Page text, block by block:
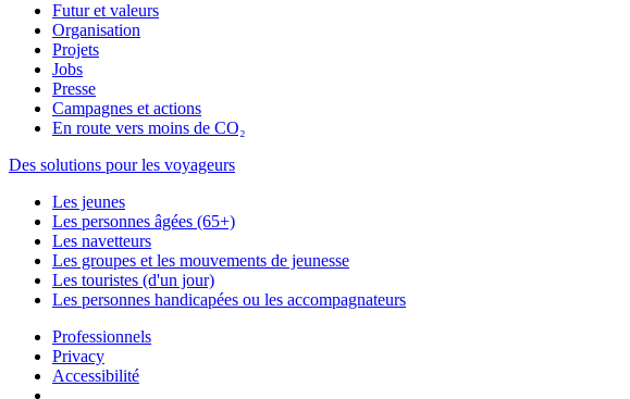
Futur et valeurs
Organisation
Projets
Jobs
Presse
Campagnes et actions
En route vers moins de CO₂
Des solutions pour les voyageurs
Les jeunes
Les personnes âgées (65+)
Les navetteurs
Les groupes et les mouvements de jeunesse
Les touristes (d'un jour)
Les personnes handicapées ou les accompagnateurs
Professionnels
Privacy
Accessibilité